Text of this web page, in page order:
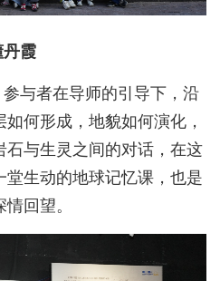
丹霞
与者在导师的引导下，沿
何形成，地貌如何演化，
与生灵之间的对话，在这
堂生动的地球记忆课，也是
回望。